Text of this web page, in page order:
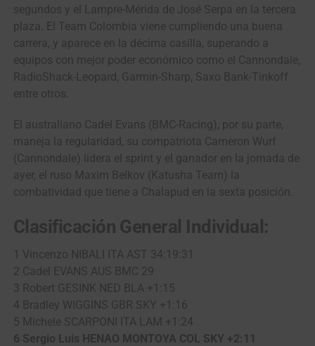
segundos y el Lampre-Mérida de José Serpa en la tercera
plaza. El Team Colombia viene cumpliendo una buena
carrera, y aparece en la décima casilla, superando a
equipos con mejor poder económico como el Cannondale,
RadioShack-Leopard, Garmin-Sharp, Saxo Bank-Tinkoff
entre otros.
El australiano Cadel Evans (BMC-Racing), por su parte,
maneja la regularidad, su compatriota Cameron Wurf
(Cannondale) lidera el sprint y el ganador en la jornada de
ayer, el ruso Maxim Belkov (Katusha Team) la
combatividad que tiene a Chalapud en la sexta posición.
Clasificación General Individual:
1 Vincenzo NIBALI ITA AST 34:19:31
2 Cadel EVANS AUS BMC 29
3 Robert GESINK NED BLA +1:15
4 Bradley WIGGINS GBR SKY +1:16
5 Michele SCARPONI ITA LAM +1:24
6 Sergio Luis HENAO MONTOYA COL SKY +2:11